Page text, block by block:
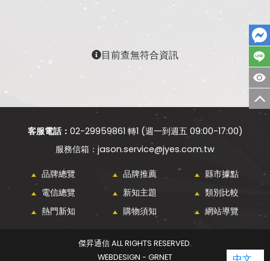
目前查無符合資訊
客服電話： 02-29959861 轉1 (週一到週五 09:00-17:00)
jason.service@jyes.com.tw
品牌總覽 品牌推薦
縣市據點
電信總覽
新知主題
類別比較
熱門新知
購物須知 網站導覽
傑昇通信 ALL RIGHTS RESERVED.
WEBDESIGN - GRNET